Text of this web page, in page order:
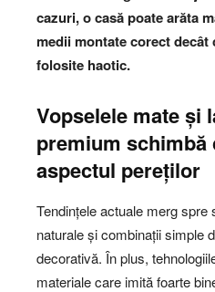
cazuri, o casă poate arăta
medii montate corect decât
folosite haotic.
Vopselele mate și
premium schimbă
aspectul pereților
Tendințele actuale merg spre
naturale și combinații simple
decorativă. În plus,
materiale care imită foarte